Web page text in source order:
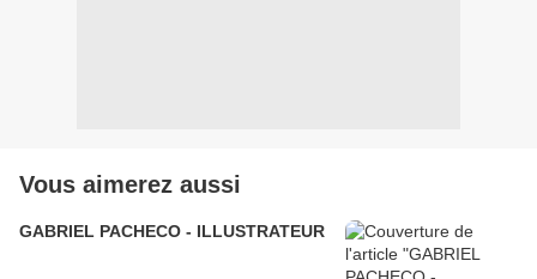
Vous aimerez aussi
GABRIEL PACHECO - ILLUSTRATEUR